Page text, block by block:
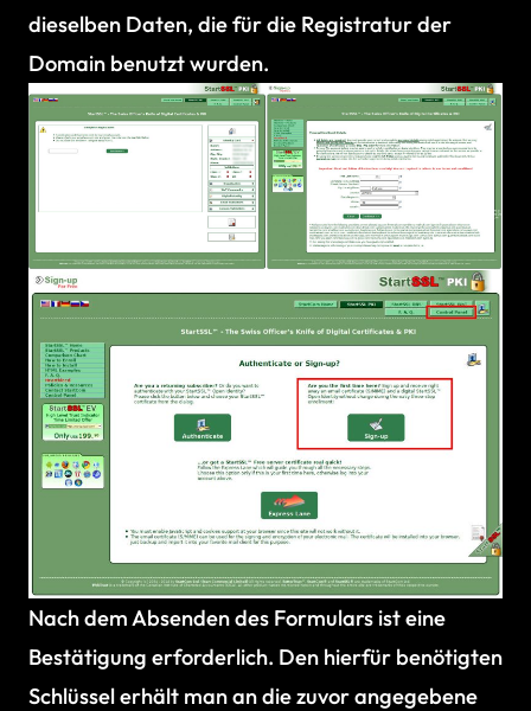
dieselben Daten, die für die Registratur der
Domain benutzt wurden.
Nach dem Absenden des Formulars ist eine
Bestätigung erforderlich. Den hierfür benötigten
Schlüssel erhält man an die zuvor angegebene